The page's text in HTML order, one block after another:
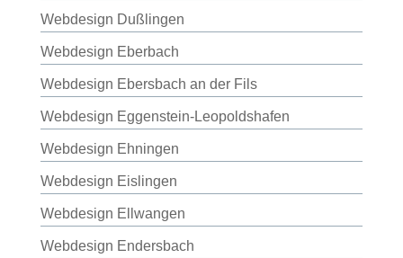
Webdesign Dußlingen
Webdesign Eberbach
Webdesign Ebersbach an der Fils
Webdesign Eggenstein-Leopoldshafen
Webdesign Ehningen
Webdesign Eislingen
Webdesign Ellwangen
Webdesign Endersbach